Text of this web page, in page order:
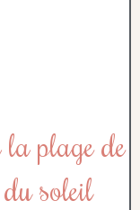
la plage de
soleil